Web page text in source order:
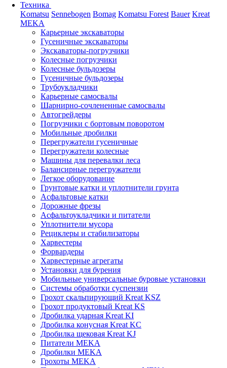
Техника
Komatsu Sennebogen Bomag Komatsu Forest Bauer Kreat
MEKA
Карьерные экскаваторы
Гусеничные экскаваторы
Экскаваторы-погрузчики
Колесные погрузчики
Колесные бульдозеры
Гусеничные бульдозеры
Трубоукладчики
Карьерные самосвалы
Шарнирно-сочлененные cамосвалы
Автогрейдеры
Погрузчики с бортовым поворотом
Мобильные дробилки
Перегружатели гусеничные
Перегружатели колесные
Машины для перевалки леса
Балансирные перегружатели
Легкое оборудование
Грунтовые катки и уплотнители грунта
Асфальтовые катки
Дорожные фрезы
Асфальтоукладчики и питатели
Уплотнители мусора
Рециклеры и стабилизаторы
Харвестеры
Форвардеры
Харвестерные агрегаты
Установки для бурения
Мобильные универсальные буровые установки
Системы обработки суспензии
Грохот скальпирующий Kreat KSZ
Грохот продуктовый Kreat KS
Дробилка ударная Kreat KI
Дробилка конусная Kreat KC
Дробилка щековая Kreat KJ
Питатели MEKA
Дробилки MEKA
Грохоты MEKA